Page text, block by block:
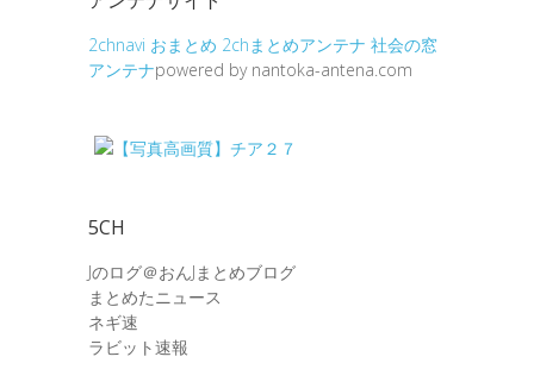
2chnavi おまとめ 2chまとめアンテナ 社会の窓
アンテナpowered by nantoka-antena.com
5CH
Jのログ＠おんJまとめブログ
まとめたニュース
ネギ速
ラビット速報